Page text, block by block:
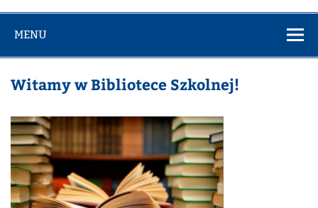
MENU
Witamy w Bibliotece Szkolnej!